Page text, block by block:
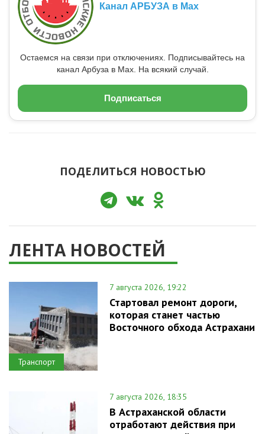
Канал АРБУЗА в Max
Остаемся на связи при отключениях. Подписывайтесь на
канал Арбуза в Max. На всякий случай.
Подписаться
ПОДЕЛИТЬСЯ НОВОСТЬЮ
ЛЕНТА НОВОСТЕЙ
Транспорт
7 августа 2026, 19:22
Стартовал ремонт дороги,
которая станет частью
Восточного обхода Астрахани
7 августа 2026, 18:35
В Астраханской области
отработают действия при